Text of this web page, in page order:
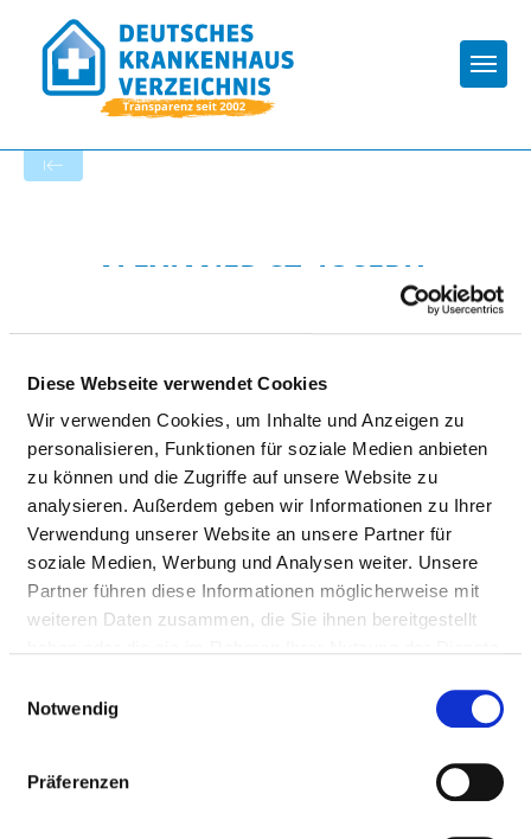
Diese Webseite verwendet Cookies
Wir verwenden Cookies, um Inhalte und Anzeigen zu
personalisieren, Funktionen für soziale Medien anbieten
zu können und die Zugriffe auf unsere Website zu
analysieren. Außerdem geben wir Informationen zu Ihrer
Verwendung unserer Website an unsere Partner für
soziale Medien, Werbung und Analysen weiter. Unsere
Partner führen diese Informationen möglicherweise mit
weiteren Daten zusammen, die Sie ihnen bereitgestellt
Notwendig
Präferenzen
ALEXIANER ST. JOSEPH-
KRANKENHAUS BERLIN-
WEISSENSEE
BARRIEREFREIHEIT
Diätetische Angebote